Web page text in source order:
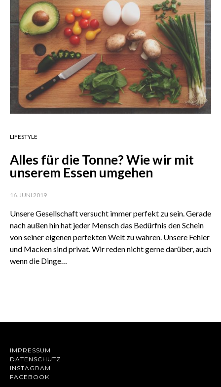
LIFESTYLE
Alles für die Tonne? Wie wir mit
unserem Essen umgehen
16. JUNI 2019
Unsere Gesellschaft versucht immer perfekt zu sein. Gerade
nach außen hin hat jeder Mensch das Bedürfnis den Schein
von seiner eigenen perfekten Welt zu wahren. Unsere Fehler
und Macken sind privat. Wir reden nicht gerne darüber, auch
wenn die Dinge…
IMPRESSUM
DATENSCHUTZ
INSTAGRAM
FACEBOOK